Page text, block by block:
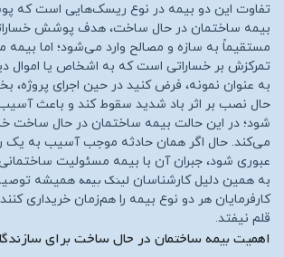
تفاوت این دو بیمه در نوع ریسک‌هایی است که
بیمه ساختمان در حال ساخت، هدف پوشش
مستقیماً به سازه و مصالح وارد می‌شود؛ اما
تمرکزش بر خساراتی است که به اشخاص یا اموال
به عنوان نمونه، فرض کنید در حین اجرای پروژه،
حال نصب بر اثر باد شدید سقوط کند و باعث آسیب
شود؛ در این حالت بیمه ساختمان در حال ساخت
می‌کند. حال اگر همان حادثه موجب آسیب به یک
عبوری شود، جبران آن با بیمه مسئولیت
به همین دلیل کارشناسان لینک بیمه همیشه
کارفرمایان هر دو نوع بیمه را هم‌زمان خریداری
قلم نیفتد.
اهمیت بیمه ساختمان در حال ساخت برای